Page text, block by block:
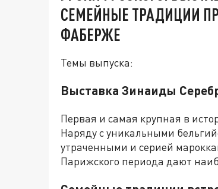
СЕМЕЙНЫЕ ТРАДИЦИИ
ФАБЕРЖЕ
Темы выпуска:
Выставка Зинаиды
Первая и самая крупная в
Наряду с уникальными
утраченными и серией
Парижского периода дают